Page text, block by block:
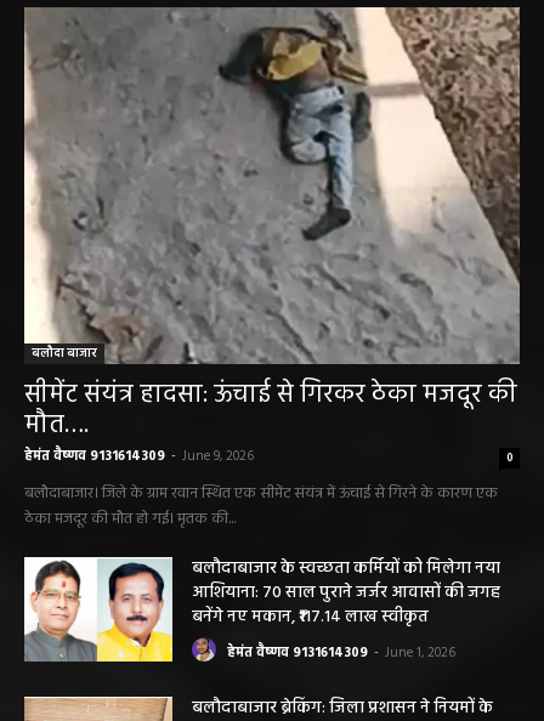
बलौदा बाजार
सीमेंट संयंत्र हादसा: ऊंचाई से गिरकर ठेका मजदूर की
मौत….
हेमंत वैष्णव 9131614309 - June 9, 2026 0
बलौदाबाजार। जिले के ग्राम रवान स्थित एक सीमेंट संयंत्र में ऊंचाई से गिरने के कारण एक
ठेका मजदूर की मौत हो गई। मृतक की...
बलौदाबाजार के स्वच्छता कर्मियों को मिलेगा नया
आशियाना: 70 साल पुराने जर्जर आवासों की जगह
बनेंगे नए मकान, ₹117.14 लाख स्वीकृत
हेमंत वैष्णव 9131614309 - June 1, 2026
बलौदाबाजार ब्रेकिंग: जिला प्रशासन ने नियमों के